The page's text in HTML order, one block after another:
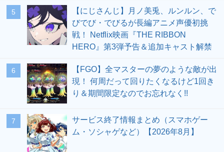
5
【にじさんじ】月ノ美兎、ルンルン、で
びでび・でびるが長編アニメ声優初挑
戦！ Netflix映画『THE RIBBON
HERO』第3弾予告＆追加キャスト解禁
6
【FGO】全マスターの夢のような敵が出
現！ 何周だって回りたくなるけど1回き
り＆期間限定なのでお忘れなく!!
7
サービス終了情報まとめ（スマホゲー
ム・ソシャゲなど）【2026年8月】